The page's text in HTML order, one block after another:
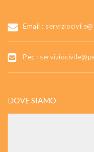
Email :
Pec :
DOVE SIAMO